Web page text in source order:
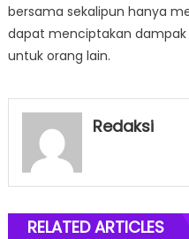
bersama sekalipun hanya
dapat menciptakan dampak
untuk orang lain.
Redaksi
RELATED ARTICLES